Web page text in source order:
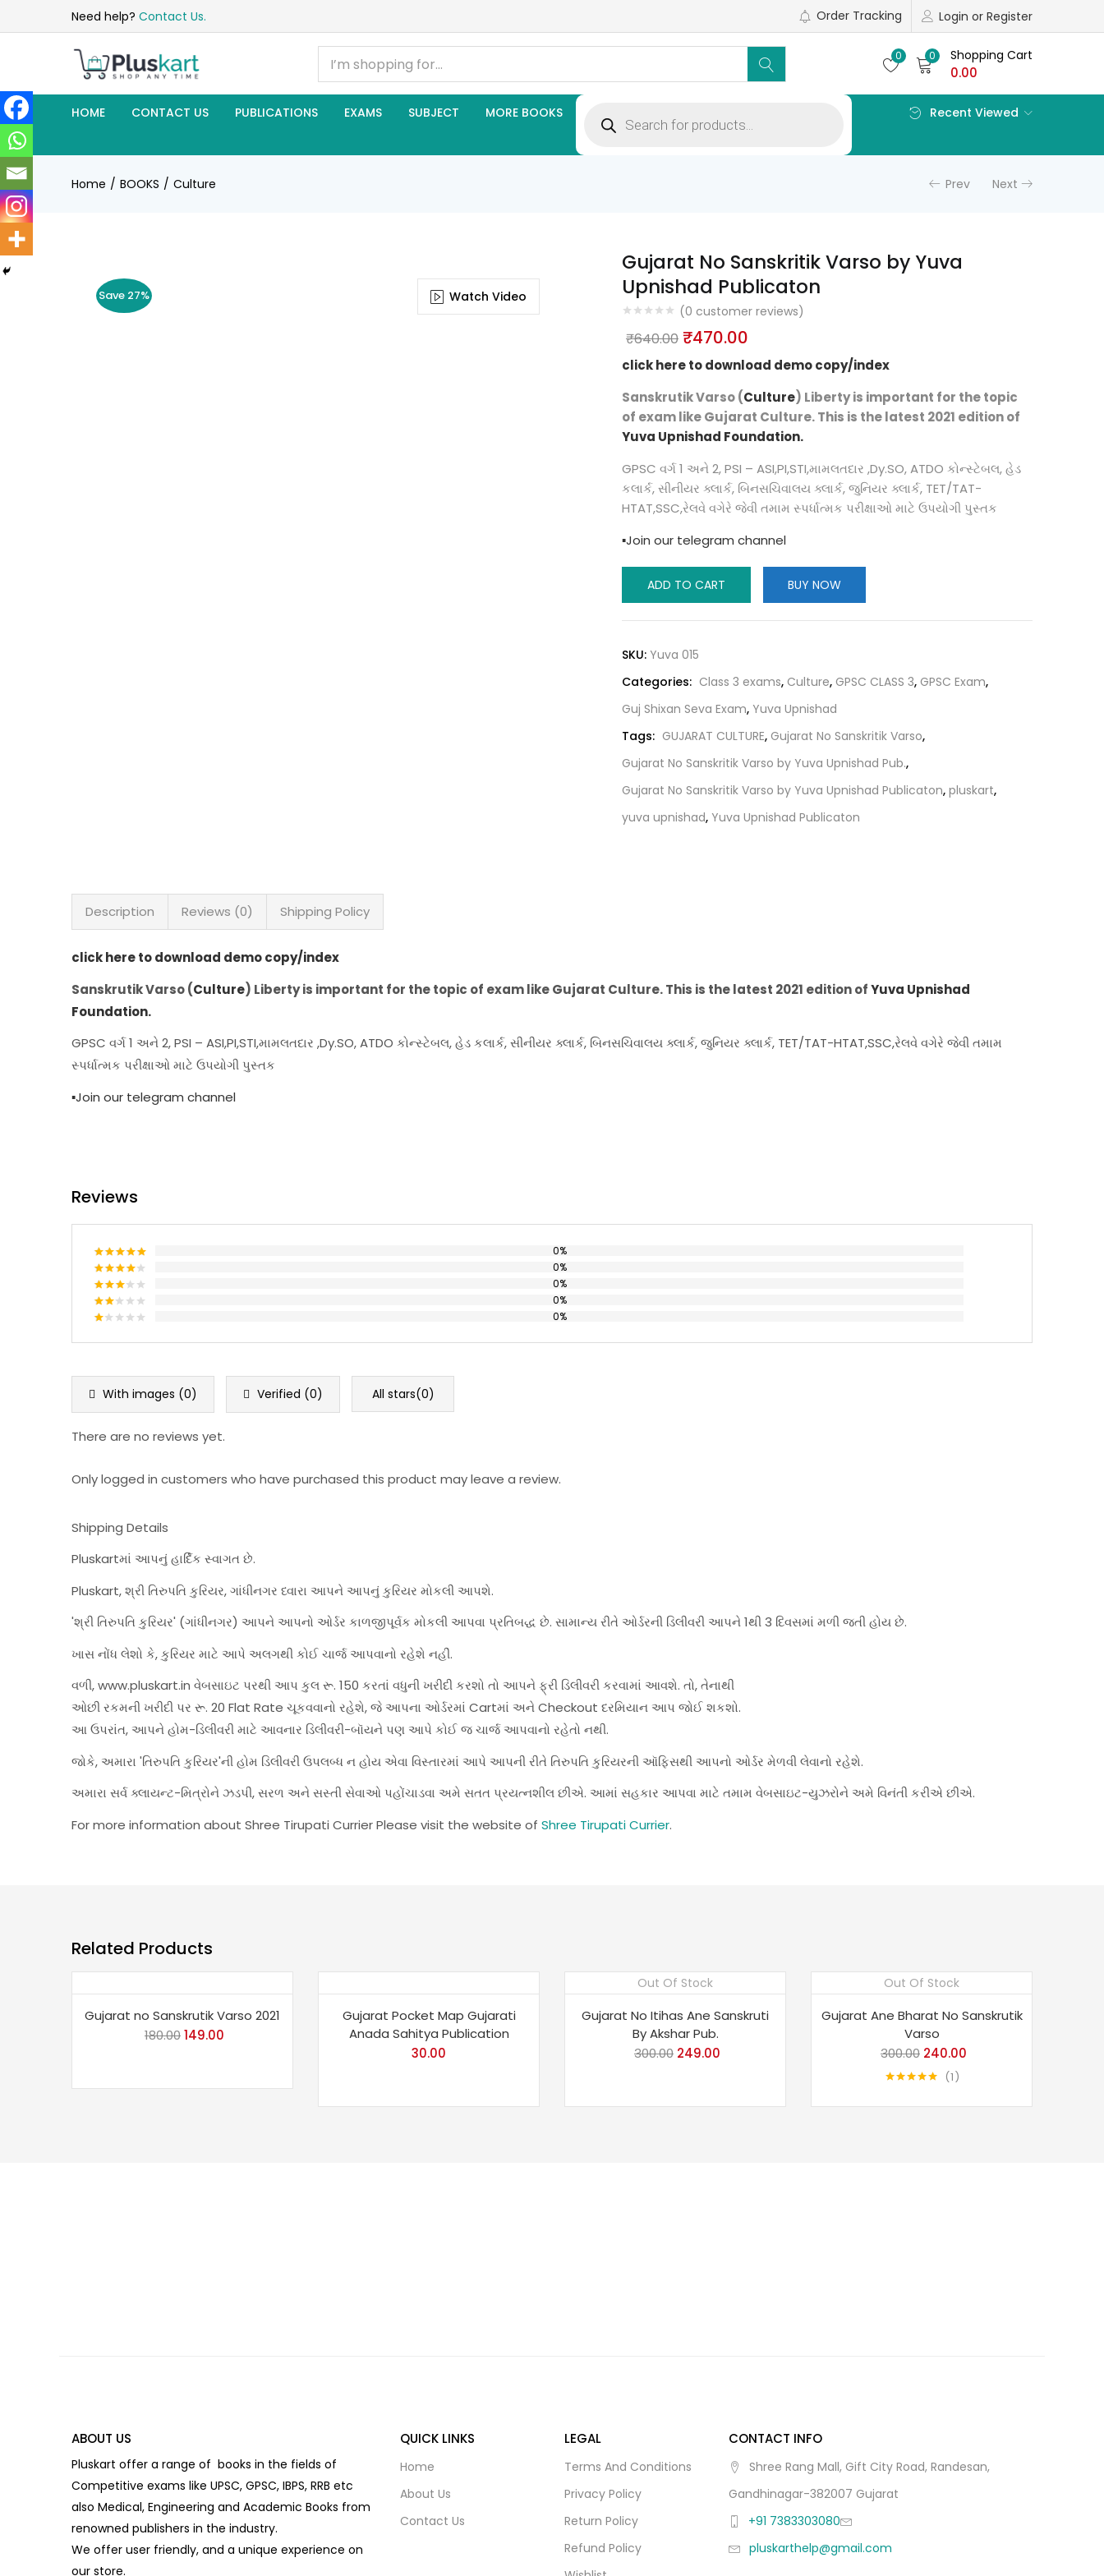
Need help? Contact Us. Login or Register
Order Tracking
0 0 Shopping Cart
0.00
HOME CONTACT US PUBLICATIONS EXAMS SUBJECT MORE BOOKS search Recent Viewed
Home BOOKS Culture Prev Next
Save 27% Watch Video
Gujarat No Sanskritik Varso by Yuva
Upnishad Publicaton
(0 customer reviews)
₹640.00 Original
price
₹640.00.
₹470.00
price
₹470.00.
click here to download demo copy/index
Sanskrutik Varso (Culture) Liberty is important for the topic
of exam like Gujarat Culture. This is the latest 2021 edition of
Yuva Upnishad Foundation.
GPSC વર્ગ 1 અને 2, PSI – ASI,PI,STI,મામલતદાર ,Dy.SO, ATDO કોન્સ્ટેબલ, હેડ
કલાર્ક, સીનીયર ક્લાર્ક, બિનસચિવાલય ક્લાર્ક, જુનિયર ક્લાર્ક, TET/TAT-
HTAT,SSC,રેલવે વગેરે જેવી તમામ સ્પર્ધાત્મક પરીક્ષાઓ માટે ઉપયોગી પુસ્તક
▪️Join our telegram channel
Gujarat
Sanskritik
by
Yuva
Upnishad
quantity
ADD TO CART BUY NOW
SKU: Yuva 015
Categories: Class 3 exams, Culture, GPSC CLASS 3, GPSC Exam,
Guj Shixan Seva Exam, Yuva Upnishad
Tags: GUJARAT CULTURE, Gujarat No Sanskritik Varso,
Gujarat No Sanskritik Varso by Yuva Upnishad Pub.,
Gujarat No Sanskritik Varso by Yuva Upnishad Publicaton, pluskart,
yuva upnishad, Yuva Upnishad Publicaton
Description Reviews (0) Shipping Policy
click here to download demo copy/index
Sanskrutik Varso (Culture) Liberty is important for the topic of exam like Gujarat Culture. This is the latest 2021 edition ofYuva Upnishad
Foundation.
GPSC વર્ગ 1 અને 2, PSI – ASI,PI,STI,મામલતદાર ,Dy.SO, ATDO કોન્સ્ટેબલ, હેડ કલાર્ક, સીનીયર ક્લાર્ક, બિનસચિવાલય ક્લાર્ક, જુનિયર ક્લાર્ક, TET/TAT-HTAT,SSC,રેલવે વગેરે જેવી તમામ
સ્પર્ધાત્મક પરીક્ષાઓ માટે ઉપયોગી પુસ્તક
▪️Join our telegram channel
Reviews
Rated5
out of 5
0%
Rated4
out of 5
0%
Rated
3out
0%
Rated
out
0%
of
0%
With images (0) Verified (0) All stars(0)
There are no reviews yet.
Only logged in customers who have purchased this product may leave a review.
Shipping Details
Pluskartમાં આપનું હાર્દિક સ્વાગત છે.
Pluskart, શ્રી તિરુપતિ કુરિયર, ગાંધીનગર ધ્વારા આપને આપનું કુરિયર મોકલી આપશે.
'શ્રી તિરુપતિ કુરિયર' (ગાંધીનગર) આપને આપનો ઓર્ડર કાળજીપૂર્વક મોકલી આપવા પ્રતિબદ્ધ છે. સામાન્ય રીતે ઓર્ડરની ડિલીવરી આપને 1થી 3 દિવસમાં મળી જતી હોય છે.
ખાસ નોંધ લેશો કે, કુરિયર માટે આપે અલગથી કોઈ ચાર્જ આપવાનો રહેશે નહીં.
વળી, www.pluskart.in વેબસાઇટ પરથી આપ કુલ રૂ. 150 કરતાં વધુની ખરીદી કરશો તો આપને ફ્રી ડિલીવરી કરવામાં આવશે. તો, તેનાથી
ઓછી રકમની ખરીદી પર રૂ. 20 Flat Rate ચૂકવવાનો રહેશે, જે આપના ઓર્ડરમાં Cartમાં અને Checkout દરમિયાન આપ જોઈ શકશો.
આ ઉપરાંત, આપને હોમ-ડિલીવરી માટે આવનાર ડિલીવરી-બૉયને પણ આપે કોઈ જ ચાર્જ આપવાનો રહેતો નથી.
જોકે, અમારા 'તિરુપતિ કુરિયર'ની હોમ ડિલીવરી ઉપલબ્ધ ન હોય એવા વિસ્તારમાં આપે આપની રીતે તિરુપતિ કુરિયરની ઑફિસથી આપનો ઓર્ડર મેળવી લેવાનો રહેશે.
અમારા સર્વ ક્લાયન્ટ-મિત્રોને ઝડપી, સરળ અને સસ્તી સેવાઓ પહોંચાડવા અમે સતત પ્રયત્નશીલ છીએ. આમાં સહકાર આપવા માટે તમામ વેબસાઇટ-યુઝરોને અમે વિનંતી કરીએ છીએ.
For more information about Shree Tirupati Currier Please visit the website of Shree Tirupati Currier.
Related Products
Save 17%
Gujarat no Sanskrutik Varso 2021
180.00 Original
149.00
Gujarat Pocket Map Gujarati
Anada Sahitya Publication
30.00
Save 17%
Out Of Stock
Gujarat No Itihas Ane Sanskruti
By Akshar Pub.
300.00 Original
249.00
Save 20%
Out Of Stock
Gujarat Ane Bharat No Sanskrutik
Varso
300.00 Original
price
240.00
1
ABOUT US
Pluskart offer a range of books in the fields of
Competitive exams like UPSC, GPSC, IBPS, RRB etc
also Medical, Engineering and Academic Books from
renowned publishers in the industry.
We offer user friendly, and a unique experience on
our store.
QUICK LINKS
Home
About Us
Contact Us
LEGAL
Terms And Conditions
Privacy Policy
Return Policy
Refund Policy
CONTACT INFO
Shree Rang Mall, Gift City Road, Randesan,
Gandhinagar-382007 Gujarat
+91 7383303080
pluskarthelp@gmail.com